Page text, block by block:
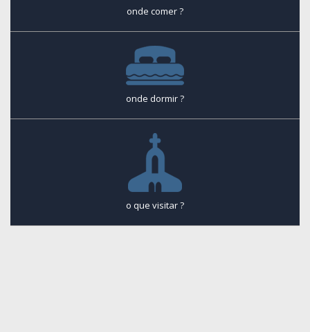
onde comer ?
onde dormir ?
o que visitar ?